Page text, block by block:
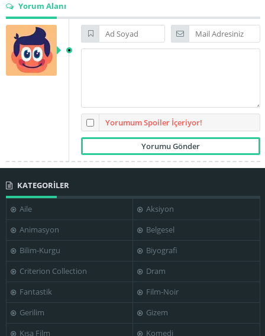
Yorum Alanı
Yorumum Spoiler İçeriyor!
KATEGORİLER
Aile
Aksiyon
Animasyon
Belgesel
Bilim-Kurgu
Biyografi
Criterion Collection
Dram
Fantastik
Film-Noir
Gerilim
Gizem
Kısa Film
Komedi